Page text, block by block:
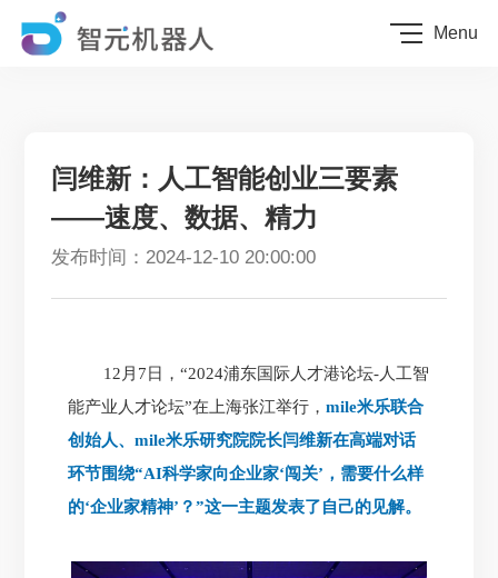
Menu
闫维新：人工智能创业三要素
——速度、数据、精力
发布时间：2024-12-10 20:00:00
12月7日，“2024浦东国际人才港论坛-人工智
能产业人才论坛”在上海张江举行，mile米乐联合
创始人、mile米乐研究院院长闫维新在高端对话
环节围绕“AI科学家向企业家‘闯关’，需要什么样
的‘企业家精神’？”这一主题发表了自己的见解。